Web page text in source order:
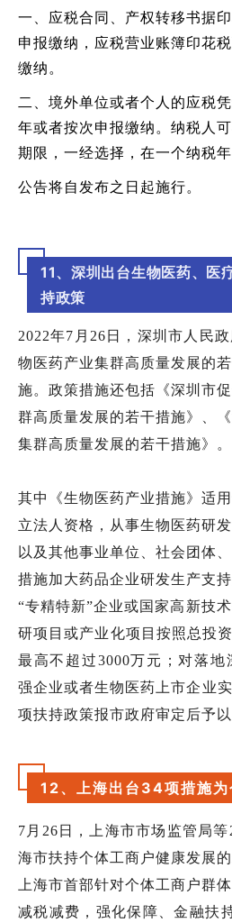
一、应税合同、产权转移书据
申报缴纳，应税营业账簿印花
缴纳。
二、境外单位或者个人的应税
年或者按次申报缴纳。纳税人
期限，一经选择，在一个纳税年
公告将自发布之日起施行。
11、深圳出台生物医药、医
持政策
2022年7月 26 日，深圳市人民
物医药产业集群高质量发展的
施。 政策措施还包括《深圳市
群高质量发展的若干措施》、
集群高质量发展的若干措施》。
其中《生物医药产业措施》适
立法人资格，从事生物医药研
以及其他事业单位、社会团体
措施加大药品企业研发生产支
“专精特新”企业或国家高新技
研项目或产业化项目按照总投
最高不超过3000万元；对落地
强企业或者生物医药上市企业
项扶持政策报市政府审定后予以
12、上海出台34项措施为
7 月 26 日，上海市市场监管局等
海市扶持个体工商户健康发展
上海市首部针对个体工商户群
减税减费，强化保障、金融扶